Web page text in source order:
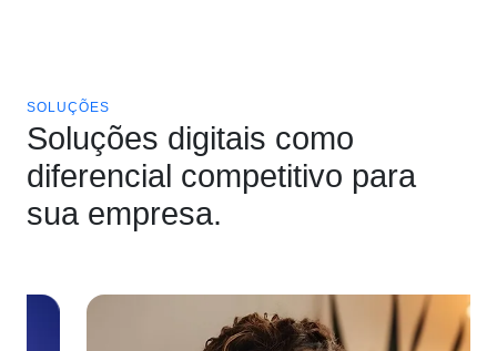
SOLUÇÕES
Soluções digitais como
diferencial competitivo para
sua empresa.